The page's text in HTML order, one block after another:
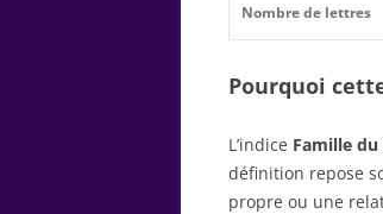
Nombre de lettres
Pourquoi
L’indice Famille
définition repose
propre ou une